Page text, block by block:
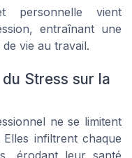
personnelle vient
entraînant une
vie au travail.
Stress sur la
ne se limitent
infiltrent chaque